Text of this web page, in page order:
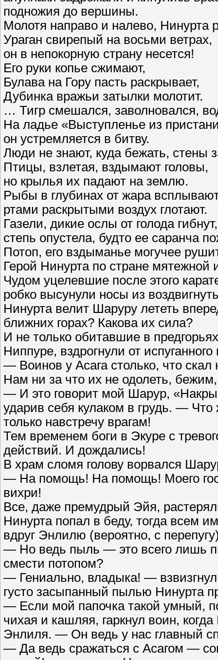
подножия до вершины.
Молотя направо и налево, Нинурта
Ураган свирепый на восьми ветрах,
он в непокорную страну несется!
Его руки копье сжимают,
Булава на Гору пасть раскрывает,
Дубинка вражьи затылки молотит.
… Тигр смешался, заволновался,
На ладье «Выступленье из
он устремляется в битву.
Люди не знают, куда бежать, стены
Птицы, взлетая, вздымают головы,
но крылья их падают на землю.
Рыбы в глубинах от жара
ртами раскрытыми воздух глотают.
Газели, дикие ослы от голода гибнут,
степь опустела, будто ее саранча
Потоп, его вздыманье могучее
Герой Нинурта по стране мятежной
Чудом уцелевшие после этого
робко высунули носы из
Нинурта велит Шаруру лететь
ближних горах? Какова их сила?
И не только обитавшие в
Ниппуре, вздрогнули от
— Воинов у Асага столько, что
Нам ни за что их не одолеть,
— И это говорит мой Шарур,
ударив себя кулаком в грудь. —
только навстречу врагам!
Тем временем боги в Экуре с
действий. И дождались!
В храм сломя голову ворвался
— На помощь! На помощь! Моего
вихри!
Все, даже премудрый Эйя,
Нинурта попал в беду, тогда всем
вдруг Энлилю (вероятно, с
— Но ведь пыль — это всего лишь
смести потопом?
— Гениально, владыка! —
густо засыпанный пылью Нинурта
— Если мой папочка такой умный,
чихая и кашляя, гаркнул воин,
Энлиля. — Он ведь у нас главный
— Да ведь сражаться с Асагом —